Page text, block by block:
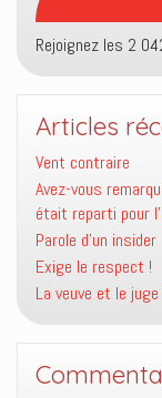
Rejoignez les 2
Articles
Vent contraire
Avez-vous
était reparti pour
Parole d’un insider
Exige le respect !
La veuve et le juge